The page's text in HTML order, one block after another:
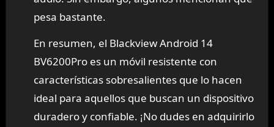
pesa bastante.
En resumen, el Blackview Android 14
BV6200Pro es un móvil resistente con
características sobresalientes que lo hacen
ideal para aquellos que buscan un dispositivo
duradero y confiable. ¡No dudes en adquirirlo